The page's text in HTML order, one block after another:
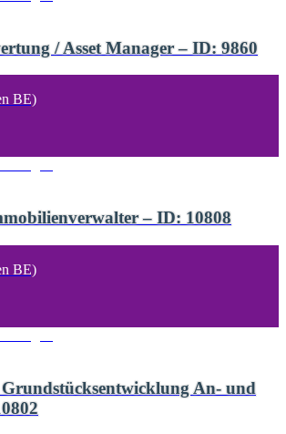
/ Asset Manager – ID: 9860
BE)
– ID: 10808
BE)
An- und